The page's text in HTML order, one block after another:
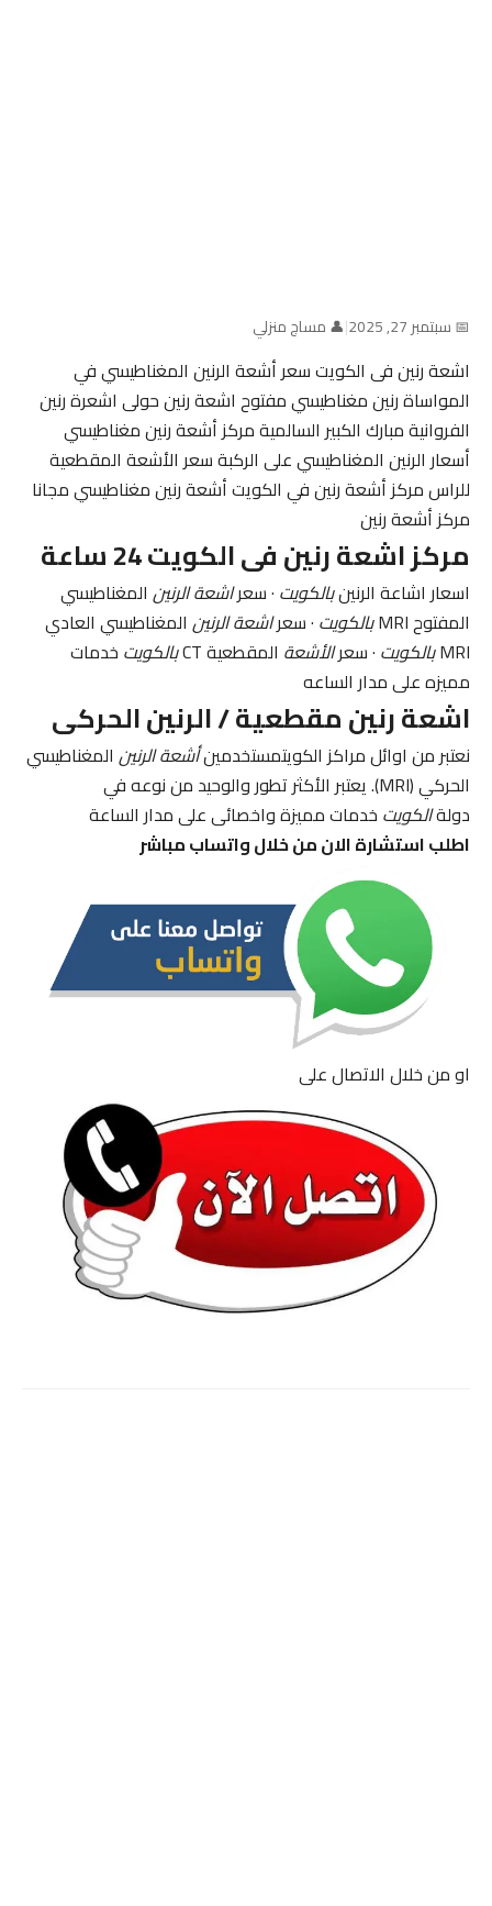
📅 سبتمبر 27, 2025 |👤 مساج منزلي
اشعة رنين فى الكويت سعر أشعة الرنين المغناطيسي في
المواساة رنين مغناطيسي مفتوح اشعة رنين حولى اشعرة رنين
الفروانية مبارك الكبير السالمية مركز أشعة رنين مغناطيسي
أسعار الرنين المغناطيسي على الركبة سعر الأشعة المقطعية
للراس مركز أشعة رنين في الكويت أشعة رنين مغناطيسي مجانا
مركز أشعة رنين
مركز اشعة رنين فى الكويت 24 ساعة
اسعار اشاعة الرنينبالكويت· سعراشعة الرنينالمغناطيسي
المفتوح MRI
بالكويت· سعراشعة الرنينالمغناطيسي العادي
MRIبالكويت· سعرالأشعةالمقطعية CT بالكويتخدمات
مميزه على مدار الساعه
اشعة رنين مقطعية / الرنين الحركى
نعتبر من اوائل مراكز الكويتمستخدمينأشعة الرنينالمغناطيسي
الحركي (MRI). يعتبر الأكثر تطور والوحيد من نوعه في
دولةالكويتخدمات مميزة واخصائى على مدار الساعة
اطلب استشارة الان من خلال واتساب مباشر
او من خلال الاتصال على